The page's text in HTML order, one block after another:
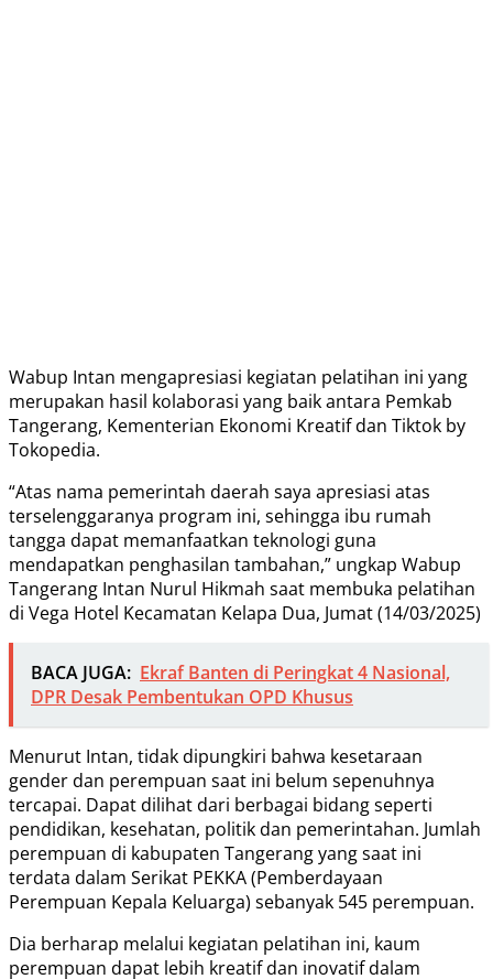
Wabup Intan mengapresiasi kegiatan pelatihan ini yang
merupakan hasil kolaborasi yang baik antara Pemkab
Tangerang, Kementerian Ekonomi Kreatif dan Tiktok by
Tokopedia.
“Atas nama pemerintah daerah saya apresiasi atas
terselenggaranya program ini, sehingga ibu rumah
tangga dapat memanfaatkan teknologi guna
mendapatkan penghasilan tambahan,” ungkap Wabup
Tangerang Intan Nurul Hikmah saat membuka pelatihan
di Vega Hotel Kecamatan Kelapa Dua, Jumat (14/03/2025)
BACA JUGA: Ekraf Banten di Peringkat 4 Nasional,
DPR Desak Pembentukan OPD Khusus
Menurut Intan, tidak dipungkiri bahwa kesetaraan
gender dan perempuan saat ini belum sepenuhnya
tercapai. Dapat dilihat dari berbagai bidang seperti
pendidikan, kesehatan, politik dan pemerintahan. Jumlah
perempuan di kabupaten Tangerang yang saat ini
terdata dalam Serikat PEKKA (Pemberdayaan
Perempuan Kepala Keluarga) sebanyak 545 perempuan.
Dia berharap melalui kegiatan pelatihan ini, kaum
perempuan dapat lebih kreatif dan inovatif dalam